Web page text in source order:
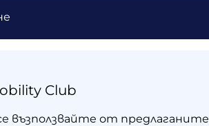
Club
възползвайте от предлаганите